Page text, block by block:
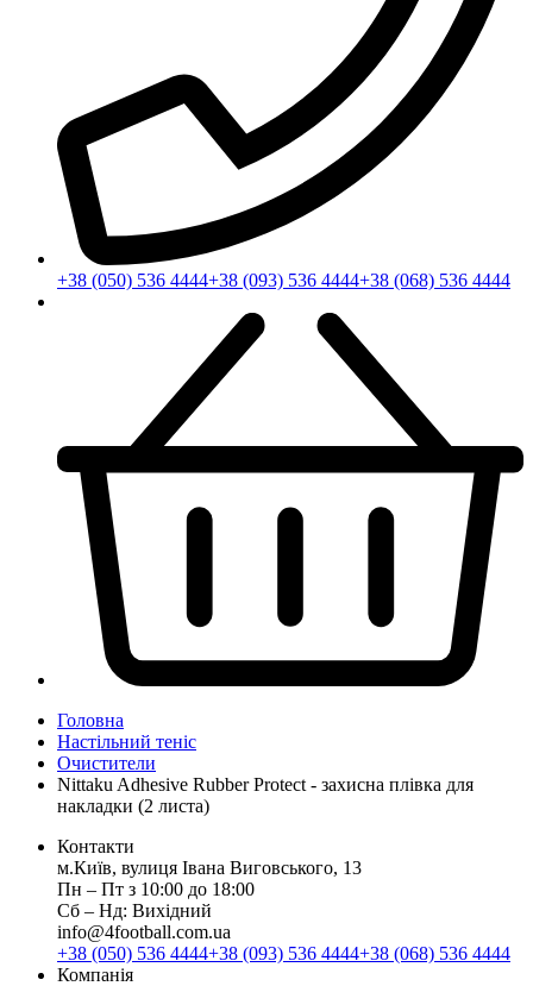
+38 (050) 536 4444+38 (093) 536 4444+38 (068) 536 4444
Головна
Настільний теніс
Очистители
Nittaku Adhesive Rubber Protect - захисна плівка для
накладки (2 листа)
Контакти
м.Київ, вулиця Івана Виговського, 13
Пн ‒ Пт з 10:00 до 18:00
Сб ‒ Нд: Вихідний
info@4football.com.ua
+38 (050) 536 4444+38 (093) 536 4444+38 (068) 536 4444
Компанія